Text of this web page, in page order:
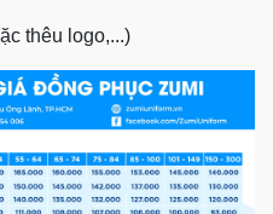
thêu logo,...)